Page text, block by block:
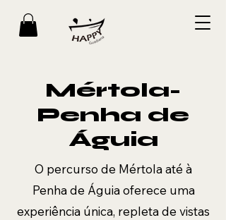
Mértola-
Penha de
Águia
O percurso de Mértola até à
Penha de Águia oferece uma
experiência única, repleta de vistas